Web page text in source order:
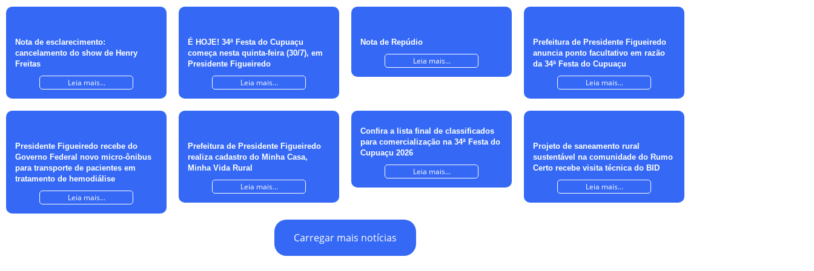
Nota de esclarecimento:
cancelamento do show de Henry
Freitas
Leia mais...
É HOJE! 34ª Festa do Cupuaçu
começa nesta quinta-feira (30/7), em
Presidente Figueiredo
Leia mais...
Nota de Repúdio
Leia mais...
Prefeitura de Presidente Figueiredo
anuncia ponto facultativo em razão
da 34ª Festa do Cupuaçu
Leia mais...
Presidente Figueiredo recebe do
Governo Federal novo micro-ônibus
para transporte de pacientes em
tratamento de hemodiálise
Leia mais...
Prefeitura de Presidente Figueiredo
realiza cadastro do Minha Casa,
Minha Vida Rural
Leia mais...
Confira a lista final de classificados
para comercialização na 34ª Festa do
Cupuaçu 2026
Leia mais...
Projeto de saneamento rural
sustentável na comunidade do Rumo
Certo recebe visita técnica do BID
Leia mais...
Carregar mais notícias